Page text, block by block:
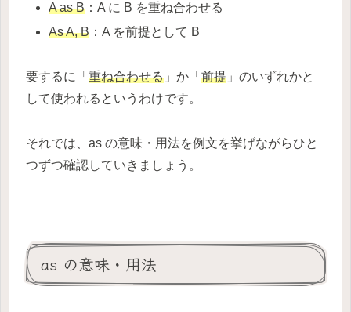
A as B ：A に B を重ね合わせる
As A, B ：A を前提として B
要するに「 重ね合わせる 」か「 前提 」のいずれかと
して使われるというわけです。
それでは、as の意味・用法を例文を挙げながらひと
つずつ確認していきましょう。
as の意味・用法